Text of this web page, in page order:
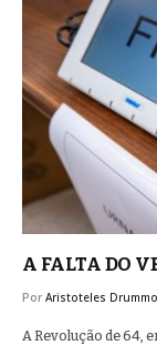
A FALTA DO
Por Aristoteles
A Revolução de 64,